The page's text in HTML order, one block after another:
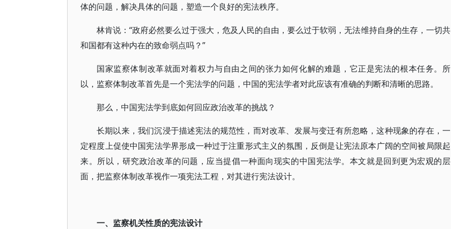
体的问题，解决具体的问题，塑造一个良好的宪法秩序。
林肯说：“政府必然要么过于强大，危及人民的自由，要么过于软弱，无法维持自身的生存，一切共
和国都有这种内在的致命弱点吗？”
国家监察体制改革就面对着权力与自由之间的张力如何化解的难题，它正是宪法的根本任务。所
以，监察体制改革首先是一个宪法学的问题，中国的宪法学者对此应该有准确的判断和清晰的思路。
那么，中国宪法学到底如何回应政治改革的挑战？
长期以来，我们沉浸于描述宪法的规范性，而对改革、发展与变迁有所忽略，这种现象的存在，一
定程度上促使中国宪法学界形成一种过于注重形式主义的氛围，反倒是让宪法原本广阔的空间被局限起
来。所以，研究政治改革的问题，应当提倡一种面向现实的中国宪法学。本文就是回到更为宏观的层
面，把监察体制改革视作一项宪法工程，对其进行宪法设计。
一、监察机关性质的宪法设计